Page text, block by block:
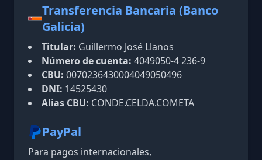
Transferencia Bancaria (Banco
Galicia)
Titular: Guillermo José Llanos
Número de cuenta: 4049050-4 236-9
CBU: 0070236430004049050496
DNI: 14525430
Alias CBU: CONDE.CELDA.COMETA
PayPal
Para pagos internacionales,